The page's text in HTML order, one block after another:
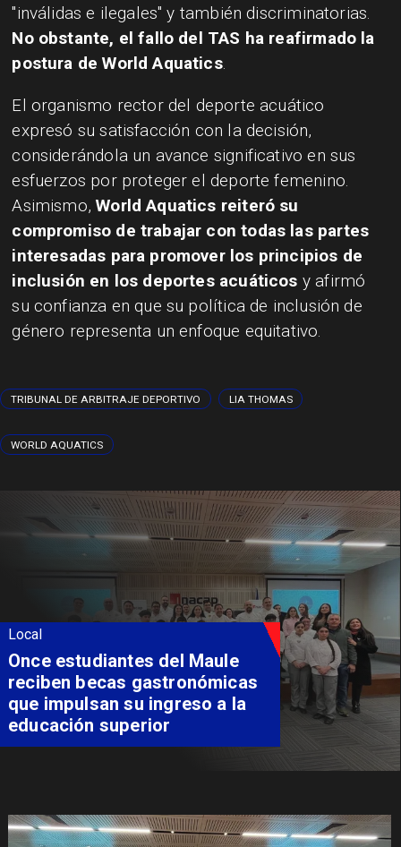
"inválidas e ilegales" y también discriminatorias.
No obstante, el fallo del TAS ha reafirmado la
postura de World Aquatics.
El organismo rector del deporte acuático
expresó su satisfacción con la decisión,
considerándola un avance significativo en sus
esfuerzos por proteger el deporte femenino.
Asimismo,World Aquatics reiteró su
compromiso de trabajar con todas las partes
interesadas para promover los principios de
inclusión en los deportes acuáticos y afirmó
su confianza en que su política de inclusión de
género representa un enfoque equitativo.
TRIBUNAL DE ARBITRAJE DEPORTIVO LIA THOMAS
WORLD AQUATICS
Local
Álvarez-Salamanca lidera la
apuesta regional para
consolidar el Paso Pehuenche
como alternativa a Los
Libertadores